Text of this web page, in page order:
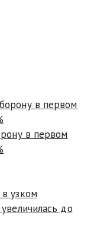
в первом